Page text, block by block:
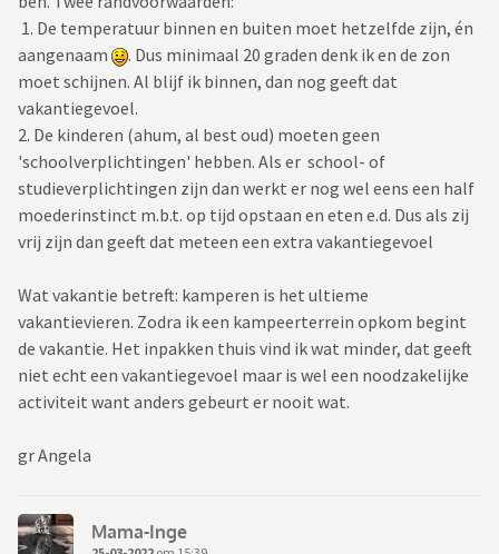
1. De temperatuur binnen en buiten moet hetzelfde zijn, én
aangenaam
. Dus minimaal 20 graden denk ik en de zon
moet schijnen. Al blijf ik binnen, dan nog geeft dat
vakantiegevoel.
2. De kinderen (ahum, al best oud) moeten geen
'schoolverplichtingen' hebben. Als er school- of
studieverplichtingen zijn dan werkt er nog wel eens een half
moederinstinct m.b.t. op tijd opstaan en eten e.d. Dus als zij
vrij zijn dan geeft dat meteen een extra vakantiegevoel
Wat vakantie betreft: kamperen is het ultieme
vakantievieren. Zodra ik een kampeerterrein opkom begint
de vakantie. Het inpakken thuis vind ik wat minder, dat geeft
niet echt een vakantiegevoel maar is wel een noodzakelijke
activiteit want anders gebeurt er nooit wat.
gr Angela
Mama-Inge